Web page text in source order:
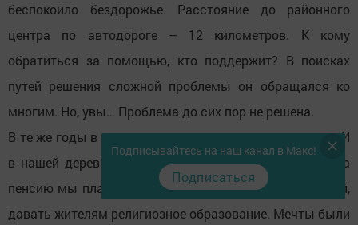
беспокоило бездорожье. Расстояние до районного
центра по автодороге – 12 километров. К кому
обратиться за помощью, кто поддержит? В поисках
путей решения сложной проблемы он обращался ко
многим. Но, увы… Проблема до сих пор не решена.
В те же годы в селах начали активно строить мечети. И
в нашей деревне появилась мечеть. После выхода на
пенсию мы планировали вернуться в мой родной край,
давать жителям религиозное образование. Мечты были
Подписывайтесь на наш канал в Макс!
Подписаться